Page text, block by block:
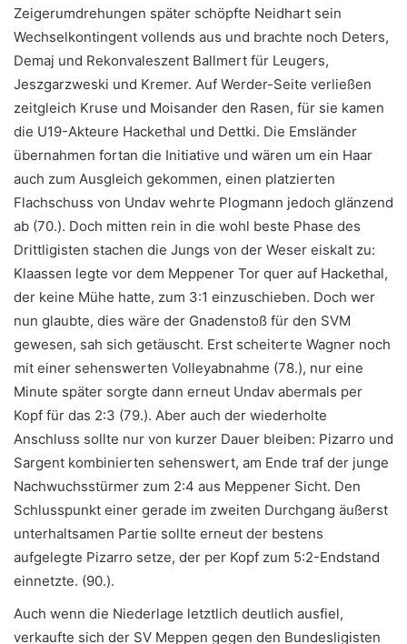
Zeigerumdrehungen später schöpfte Neidhart sein
Wechselkontingent vollends aus und brachte noch Deters,
Demaj und Rekonvaleszent Ballmert für Leugers,
Jeszgarzweski und Kremer. Auf Werder-Seite verließen
zeitgleich Kruse und Moisander den Rasen, für sie kamen
die U19-Akteure Hackethal und Dettki. Die Emsländer
übernahmen fortan die Initiative und wären um ein Haar
auch zum Ausgleich gekommen, einen platzierten
Flachschuss von Undav wehrte Plogmann jedoch glänzend
ab (70.). Doch mitten rein in die wohl beste Phase des
Drittligisten stachen die Jungs von der Weser eiskalt zu:
Klaassen legte vor dem Meppener Tor quer auf Hackethal,
der keine Mühe hatte, zum 3:1 einzuschieben. Doch wer
nun glaubte, dies wäre der Gnadenstoß für den SVM
gewesen, sah sich getäuscht. Erst scheiterte Wagner noch
mit einer sehenswerten Volleyabnahme (78.), nur eine
Minute später sorgte dann erneut Undav abermals per
Kopf für das 2:3 (79.). Aber auch der wiederholte
Anschluss sollte nur von kurzer Dauer bleiben: Pizarro und
Sargent kombinierten sehenswert, am Ende traf der junge
Nachwuchsstürmer zum 2:4 aus Meppener Sicht. Den
Schlusspunkt einer gerade im zweiten Durchgang äußerst
unterhaltsamen Partie sollte erneut der bestens
aufgelegte Pizarro setze, der per Kopf zum 5:2-Endstand
einnetzte. (90.).
Auch wenn die Niederlage letztlich deutlich ausfiel,
verkaufte sich der SV Meppen gegen den Bundesligisten